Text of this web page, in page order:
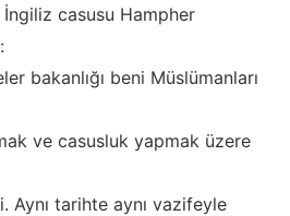
casusu Hampher
bakanlığı beni Müslümanları
ve casusluk yapmak üzere
Aynı tarihte aynı vazifeyle